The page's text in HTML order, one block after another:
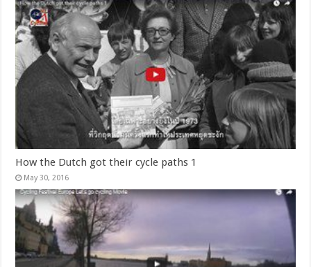
How the Dutch got their cycle paths 1
May 30, 2016